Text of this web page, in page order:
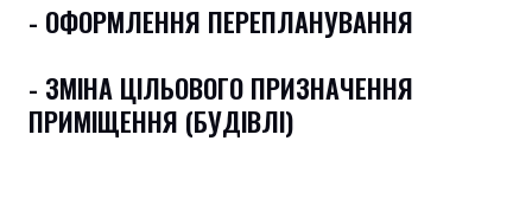
- ОФОРМЛЕННЯ ПЕРЕПЛАНУВАННЯ
- ЗМІНА ЦІЛЬОВОГО ПРИЗНАЧЕННЯ
ПРИМІЩЕННЯ (БУДІВЛІ)